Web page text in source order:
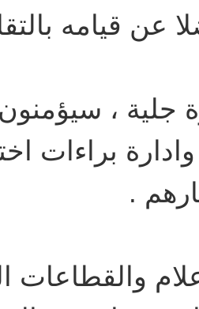
عن قيامه
جلية ،
براءات
.
والقطاعات